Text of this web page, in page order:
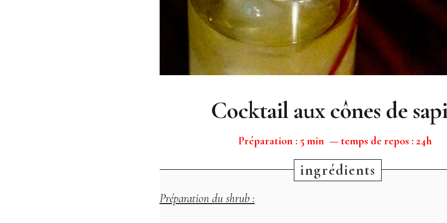
Cocktail aux cônes de
Préparation : 5 min — temps de repos : 24h
Préparation du shrub :